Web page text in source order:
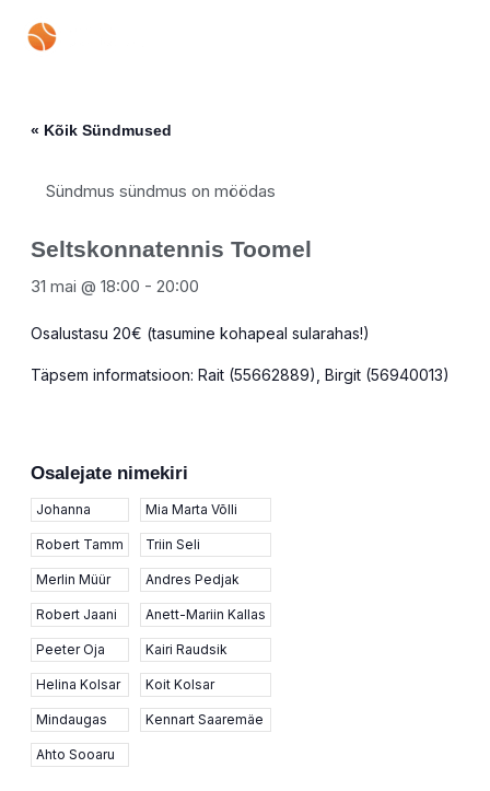
« Kõik Sündmused
Sündmus sündmus on möödas
Seltskonnatennis Toomel
31 mai @ 18:00 -20:00
Osalustasu 20€ (tasumine kohapeal sularahas!)
Täpsem informatsioon: Rait (55662889), Birgit (56940013)
Osalejate nimekiri
Johanna
Robert Tamm
Merlin Müür
Robert Jaani
Peeter Oja
Helina Kolsar
Mindaugas
Ahto Sooaru
Mia Marta Võlli
Triin Seli
Andres Pedjak
Anett-Mariin Kallas
Kairi Raudsik
Koit Kolsar
Kennart Saaremäe